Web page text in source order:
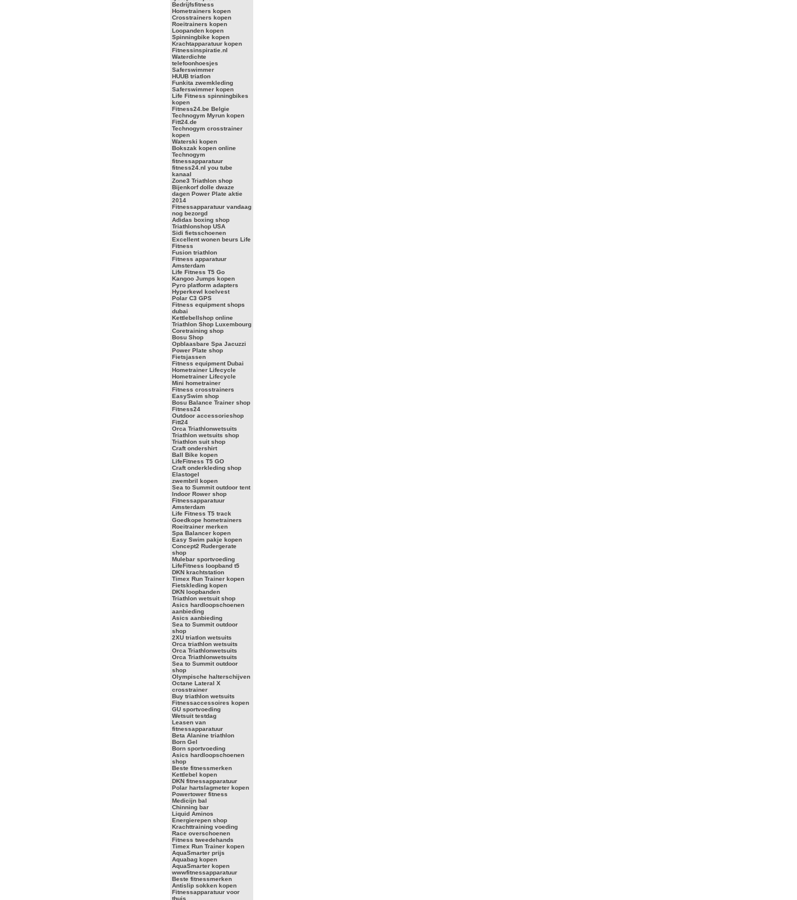
Bedrijfsfitness
Hometrainers kopen
Crosstrainers kopen
Roeitrainers kopen
Loopanden kopen
Spinningbike kopen
Krachtapparatuur kopen
Fitnessinspiratie.nl
Waterdichte
telefoonhoesjes
Saferswimmer
HUUB triatlon
Funkita zwemkleding
Saferswimmer kopen
Life Fitness spinningbikes
kopen
Fitness24.be Belgie
Technogym Myrun kopen
Fitt24.de
Technogym crosstrainer
kopen
Waterski kopen
Bokszak kopen online
Technogym
fitnessapparatuur
fitness24.nl you tube
kanaal
Zone3 Triathlon shop
Bijenkorf dolle dwaze
dagen Power Plate aktie
2014
Fitnessapparatuur vandaag
nog bezorgd
Adidas boxing shop
Triathlonshop USA
Sidi fietsschoenen
Excellent wonen beurs Life
Fitness
Fusion triathlon
Fitness apparatuur
Amsterdam
Life Fitness T5 Go
Kangoo Jumps kopen
Pyro platform adapters
Hyperkewl koelvest
Polar C3 GPS
Fitness equipment shops
dubai
Kettlebellshop online
Triathlon Shop Luxembourg
Coretraining shop
Bosu Shop
Opblaasbare Spa Jacuzzi
Power Plate shop
Fietsjassen
Fitness equipment Dubai
Hometrainer Lifecycle
Hometrainer Lifecycle
Mini hometrainer
Fitness crosstrainers
EasySwim shop
Bosu Balance Trainer shop
Fitness24
Outdoor accessorieshop
Fitt24
Orca Triathlonwetsuits
Triathlon wetsuits shop
Triathlon suit shop
Craft ondershirt
Ball Bike kopen
LifeFitness T5 GO
Craft onderkleding shop
Elastogel
zwembril kopen
Sea to Summit outdoor tent
Indoor Rower shop
Fitnessapparatuur
Amsterdam
Life Fitness T5 track
Goedkope hometrainers
Roeitrainer merken
Spa Balancer kopen
Easy Swim pakje kopen
Concept2 Rudergerate
shop
Mulebar sportvoeding
LifeFitness loopband t5
DKN krachtstation
Timex Run Trainer kopen
Fietskleding kopen
DKN loopbanden
Triathlon wetsuit shop
Asics hardloopschoenen
aanbieding
Asics aanbieding
Sea to Summit outdoor
shop
2XU triatlon wetsuits
Orca triathlon wetsuits
Orca Triathlonwetsuits
Orca Triathlonwetsuits
Sea to Summit outdoor
shop
Olympische halterschijven
Octane Lateral X
crosstrainer
Buy triathlon wetsuits
Fitnessaccessoires kopen
GU sportvoeding
Wetsuit testdag
Leasen van
fitnessapparatuur
Beta Alanine triathlon
Born Gel
Born sportvoeding
Asics hardloopschoenen
shop
Beste fitnessmerken
Kettlebel kopen
DKN fitnessapparatuur
Polar hartslagmeter kopen
Powertower fitness
Medicijn bal
Chinning bar
Liquid Aminos
Energierepen shop
Krachttraining voeding
Race overschoenen
Fitness tweedehands
Timex Run Trainer kopen
AquaSmarter prijs
Aquabag kopen
AquaSmarter kopen
wwwfitnessapparatuur
Beste fitnessmerken
Antislip sokken kopen
Fitnessapparatuur voor
thuis